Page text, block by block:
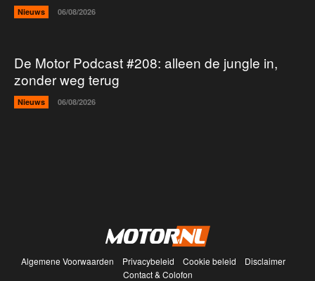
Nieuws 06/08/2026
De Motor Podcast #208: alleen de jungle in,
zonder weg terug
Nieuws 06/08/2026
Algemene Voorwaarden Privacybeleid Cookie beleid
Disclaimer
Contact & Colofon